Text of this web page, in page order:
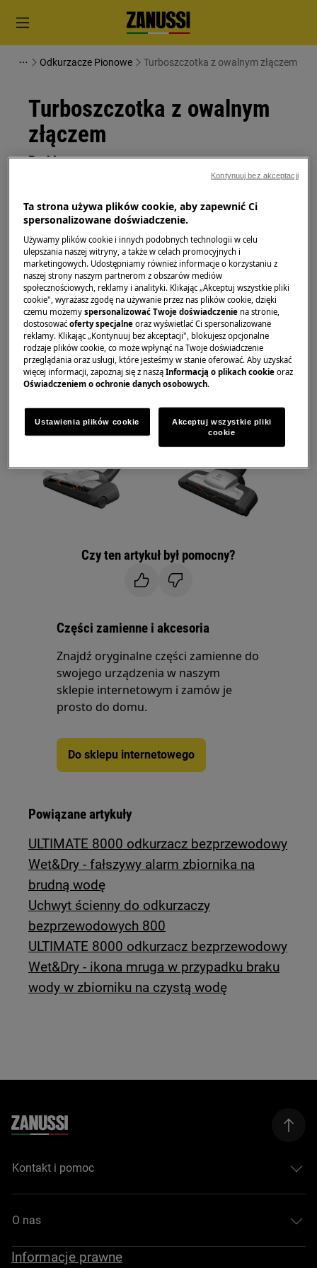
Odkurzacze Pionowe Turboszczotka z owalnym złączem
Turboszczotka z owalnym
złączem
Problem
z owalną rurą
Dotyczy
Odkurzacze z owalną rurą
Rozwiązanie
Turboszczotka pasująca do odkurzaczy z rurą o
owalnym kształcie ma oznaczenia ZE119, numer
części .
Czy ten artykuł był pomocny?
Części zamienne i akcesoria
Znajdź oryginalne części zamienne do
swojego urządzenia w naszym
sklepie internetowym i zamów je
prosto do domu.
Do sklepu internetowego
Powiązane artykuły
ULTIMATE 8000 odkurzacz bezprzewodowy
Wet&Dry - fałszywy alarm zbiornika na
brudną wodę
Uchwyt ścienny do odkurzaczy
bezprzewodowych 800
ULTIMATE 8000 odkurzacz bezprzewodowy
Wet&Dry - ikona mruga w przypadku braku
wody w zbiorniku na czystą wodę
Kontakt i pomoc
O nas
Informacje prawne
Ta strona używa plików cookie, aby zapewnić Ci
spersonalizowane doświadczenie.
Używamy plików cookie i innych podobnych technologii w celu
ulepszania naszej witryny, a także w celach promocyjnych i
marketingowych. Udostępniamy również informacje o korzystaniu z
naszej strony naszym partnerom z obszarów mediów
społecznościowych, reklamy i analityki. Klikając „Akceptuj wszystkie pliki
cookie", wyrażasz zgodę na używanie przez nas plików cookie, dzięki
czemu możemyspersonalizować Twoje doświadczenie na stronie,
dostosowaćoferty specjalne oraz wyświetlać Ci spersonalizowane
reklamy. Klikając „Kontynuuj bez akceptacji", blokujesz opcjonalne
rodzaje plików cookie, co może wpłynąć na Twoje doświadczenie
przeglądania oraz usługi, które jesteśmy w stanie oferować. Aby uzyskać
więcej informacji, zapoznaj się z nasząInformacją o plikach cookie oraz
Oświadczeniem o ochronie danych osobowych.
Ustawienia plików cookie
Akceptuj wszystkie pliki
cookie
Kontynuuj bez akceptacji